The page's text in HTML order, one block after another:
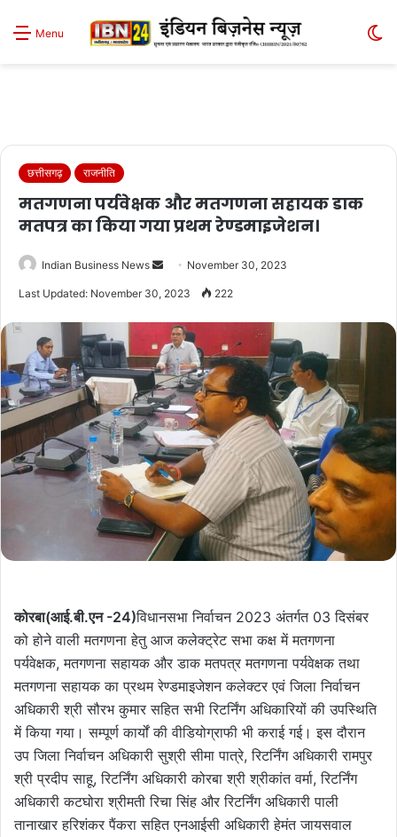
Menu
छत्तीसगढ़ राजनीति
मतगणना पर्यवेक्षक और मतगणना सहायक डाक
मतपत्र का किया गया प्रथम रेण्डमाइजेशन।
Indian Business News
Send November 30, 2023
Last Updated: November 30, 2023 222
कोरबा(आई.बी.एन -24)विधानसभा निर्वाचन 2023 अंतर्गत 03 दिसंबर
को होने वाली मतगणना हेतु आज कलेक्ट्रेट सभा कक्ष में मतगणना
पर्यवेक्षक, मतगणना सहायक और डाक मतपत्र मतगणना पर्यवेक्षक तथा
मतगणना सहायक का प्रथम रेण्डमाइजेशन कलेक्टर एवं जिला निर्वाचन
अधिकारी श्री सौरभ कुमार सहित सभी रिटर्निंग अधिकारियों की उपस्थिति
में किया गया। सम्पूर्ण कार्यों की वीडियोग्राफी भी कराई गई। इस दौरान
उप जिला निर्वाचन अधिकारी सुश्री सीमा पात्रे, रिटर्निंग अधिकारी रामपुर
श्री प्रदीप साहू, रिटर्निंग अधिकारी कोरबा श्री श्रीकांत वर्मा, रिटर्निंग
अधिकारी कटघोरा श्रीमती रिचा सिंह और रिटर्निंग अधिकारी पाली
तानाखार हरिशंकर पैंकरा सहित एनआईसी अधिकारी हेमंत जायसवाल